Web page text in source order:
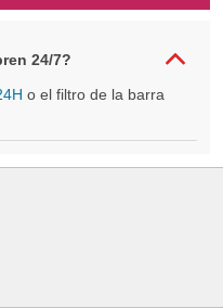
24/7?
o el filtro de la barra